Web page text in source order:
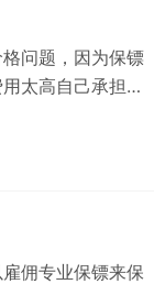
问题，因为保镖
太高自己承担不
佣专业保镖来保